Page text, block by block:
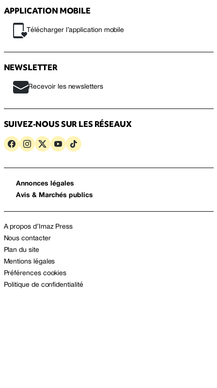
APPLICATION MOBILE
Télécharger l’application mobile
NEWSLETTER
Recevoir les newsletters
SUIVEZ-NOUS SUR LES RÉSEAUX
Annonces légales
Avis & Marchés publics
A propos d’Imaz Press
Nous contacter
Plan du site
Mentions légales
Préférences cookies
Politique de confidentialité